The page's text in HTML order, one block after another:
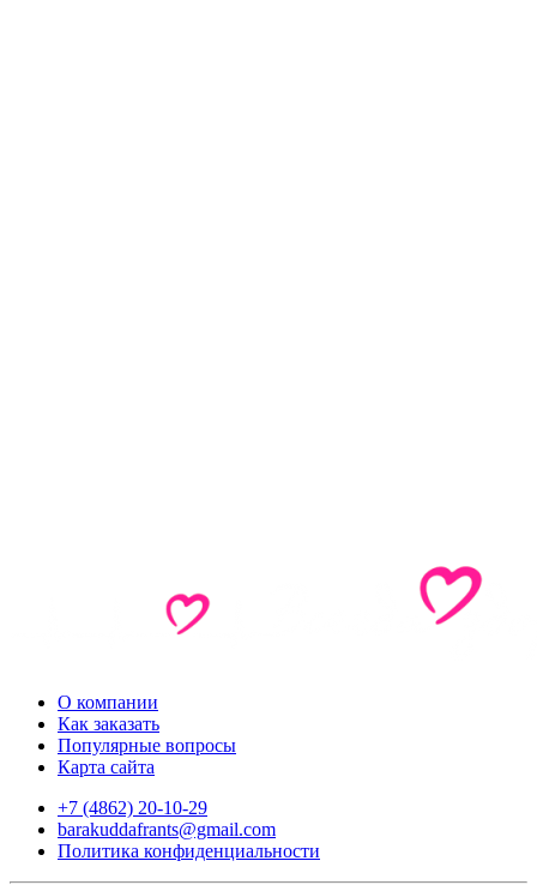
О компании
Как заказать
Популярные вопросы
Карта сайта
+7 (4862) 20-10-29
barakuddafrants@gmail.com
Политика конфиденциальности